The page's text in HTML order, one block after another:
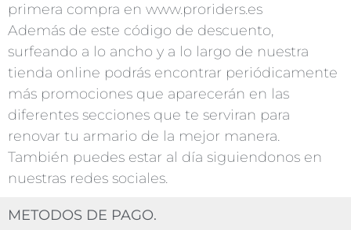
primera compra en www.proriders.es
Además de este código de descuento,
surfeando a lo ancho y a lo largo de nuestra
tienda online podrás encontrar periódicamente
más promociones que aparecerán en las
diferentes secciones que te serviran para
renovar tu armario de la mejor manera.
También puedes estar al día siguiendonos en
nuestras redes sociales.
METODOS DE PAGO.